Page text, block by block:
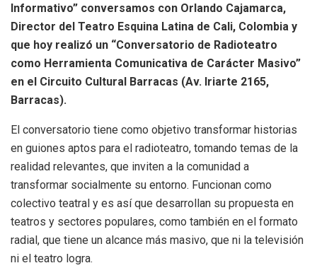
Informativo” conversamos con Orlando Cajamarca,
Director del Teatro Esquina Latina de Cali, Colombia y
que hoy realizó un “Conversatorio de Radioteatro
como Herramienta Comunicativa de Carácter Masivo”
en el Circuito Cultural Barracas (Av. Iriarte 2165,
Barracas).
El conversatorio tiene como objetivo transformar historias
en guiones aptos para el radioteatro, tomando temas de la
realidad relevantes, que inviten a la comunidad a
transformar socialmente su entorno. Funcionan como
colectivo teatral y es así que desarrollan su propuesta en
teatros y sectores populares, como también en el formato
radial, que tiene un alcance más masivo, que ni la televisión
ni el teatro logra.